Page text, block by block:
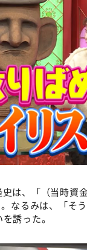
は、「（当時資
なるみは、「そ
誘った。